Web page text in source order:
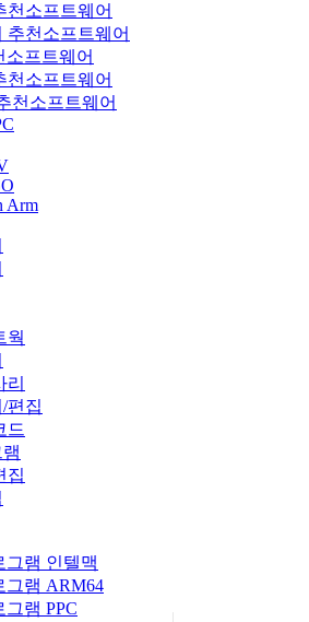
천소프트웨어
추천소프트웨어
소프트웨어
천소프트웨어
천소프트웨어
Arm
웍
리
편집
드
집
그램 인텔맥
그램 ARM64
그램 PPC